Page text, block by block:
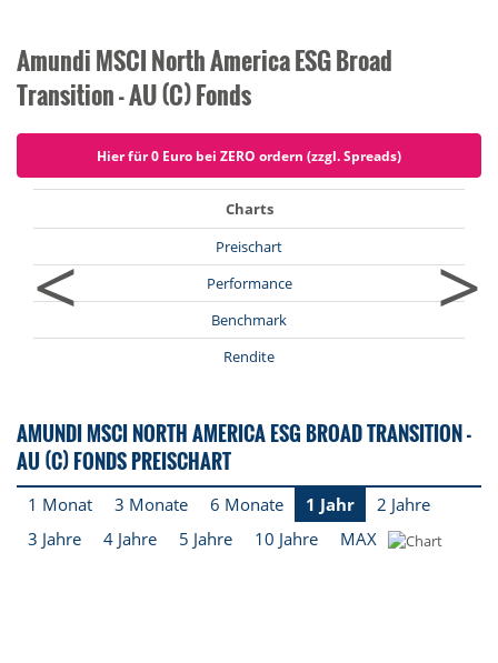
Amundi MSCI North America ESG Broad
Transition - AU (C) Fonds
Hier für 0 Euro bei ZERO ordern (zzgl. Spreads)
<
Charts
Preischart
Performance
Benchmark
Rendite
>
AMUNDI MSCI NORTH AMERICA ESG BROAD TRANSITION -
AU (C) FONDS PREISCHART
1 Monat 3 Monate 6 Monate 1 Jahr
2 Jahre
3 Jahre
4 Jahre 5 Jahre 10 Jahre MAX